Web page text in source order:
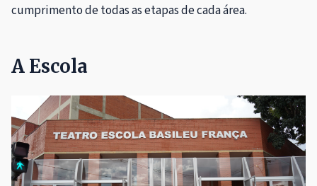
cumprimento de todas as etapas de cada área.
A Escola